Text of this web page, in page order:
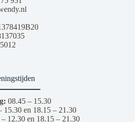
08.45 – 15.30
15.30 en 18.15 – 21.30
12.30 en 18.15 – 21.30